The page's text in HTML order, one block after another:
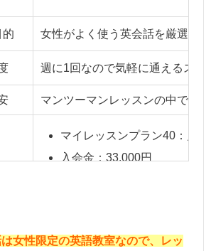
的 女性がよく使う英会話を厳選し
週に1回なので気軽に通えるスタ
マンツーマンレッスンの中では
マイレッスンプラン40：月4
入会金：33,000円
女性限定の英語教室なので、レッ